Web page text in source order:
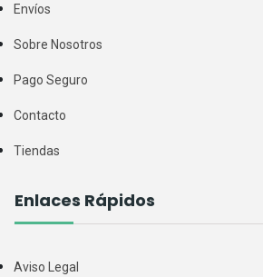
Envíos
Sobre Nosotros
Pago Seguro
Contacto
Tiendas
Enlaces Rápidos
Aviso Legal